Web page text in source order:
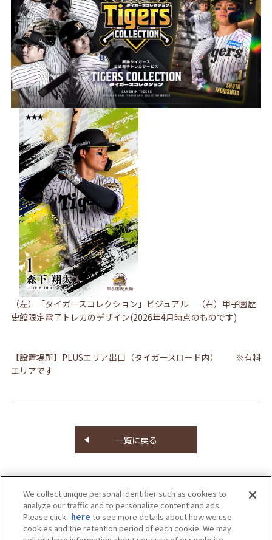
（左）「タイガースコレクション」ビジュアル （右）甲子園歴
史館限定電子トレカのデザイン(2026年4月時点のものです)
【設置場所】PLUSエリア出口（タイガースロード内） ※有料
エリアです
一覧に戻る
We collect unique personal identifier such as cookies to
analyze our traffic and to personalize content and ads.
Please click hereto see more details about how we use
cookies and the retention period of each cookie. We may